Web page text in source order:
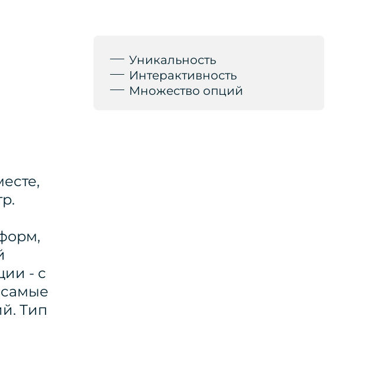
- с
Тип
Уникальность
Интерактивность
Множество опций